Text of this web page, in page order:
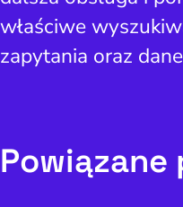
właściwe
zapytania oraz
Powiązane